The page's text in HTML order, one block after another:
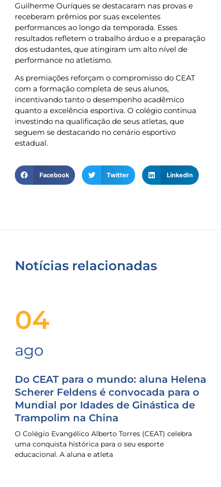
Guilherme Ouríques se destacaram nas provas e
receberam prêmios por suas excelentes
performances ao longo da temporada. Esses
resultados refletem o trabalho árduo e a preparação
dos estudantes, que atingiram um alto nível de
performance no atletismo.
As premiações reforçam o compromisso do CEAT
com a formação completa de seus alunos,
incentivando tanto o desempenho acadêmico
quanto a excelência esportiva. O colégio continua
investindo na qualificação de seus atletas, que
seguem se destacando no cenário esportivo
estadual.
Facebook Twitter LinkedIn
Notícias relacionadas
04
ago
Do CEAT para o mundo: aluna Helena
Scherer Feldens é convocada para o
Mundial por Idades de Ginástica de
Trampolim na China
O Colégio Evangélico Alberto Torres (CEAT) celebra
uma conquista histórica para o seu esporte
educacional. A aluna e atleta